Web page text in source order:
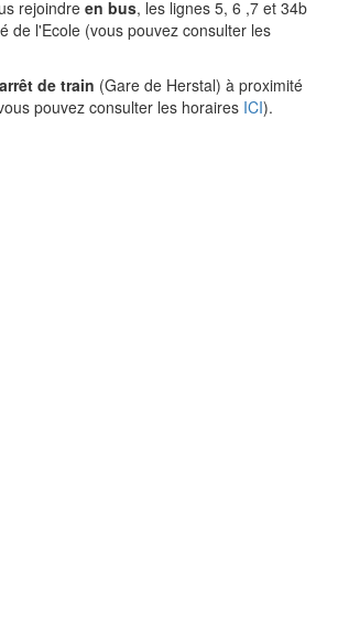
rejoindre en bus, les lignes 5, 6 ,7 et 34b
de l'Ecole (vous pouvez consulter les
arrêt de train (Gare de Herstal) à proximité
pouvez consulter les horaires ICI).